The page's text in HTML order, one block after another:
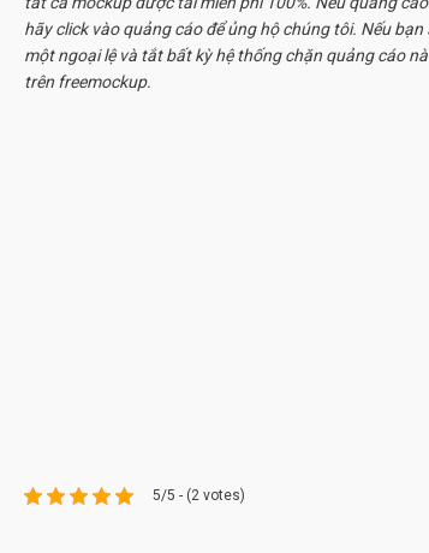
hãy click vào quảng cáo để ủng hộ chúng tôi. Nếu
một ngoại lệ và tắt bất kỳ hệ thống chặn quảng cáo
trên freemockup.
5/5 - (2 votes)